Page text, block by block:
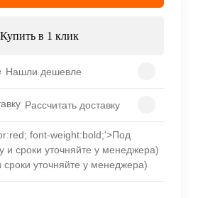
Купить в 1 клик
Нашли дешевле
Рассчитать доставку
сроки уточняйте у менеджера)